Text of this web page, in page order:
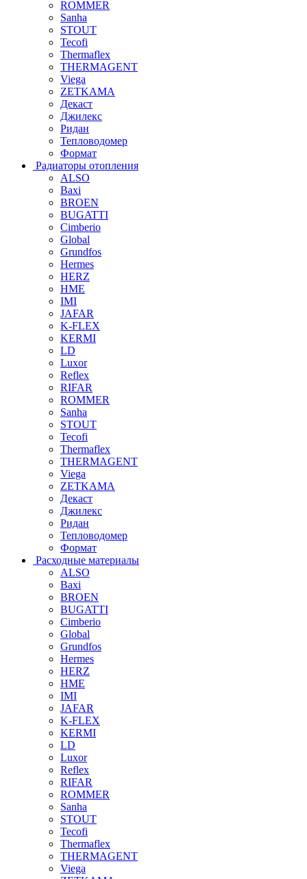
ROMMER
Sanha
STOUT
Tecofi
Thermaflex
THERMAGENT
Viega
ZETKAMA
Декаст
Джилекс
Ридан
Тепловодомер
Формат
Радиаторы отопления
ALSO
Baxi
BROEN
BUGATTI
Cimberio
Global
Grundfos
Hermes
HERZ
HME
IMI
JAFAR
K-FLEX
KERMI
LD
Luxor
Reflex
RIFAR
ROMMER
Sanha
STOUT
Tecofi
Thermaflex
THERMAGENT
Viega
ZETKAMA
Декаст
Джилекс
Ридан
Тепловодомер
Формат
Расходные материалы
ALSO
Baxi
BROEN
BUGATTI
Cimberio
Global
Grundfos
Hermes
HERZ
HME
IMI
JAFAR
K-FLEX
KERMI
LD
Luxor
Reflex
RIFAR
ROMMER
Sanha
STOUT
Tecofi
Thermaflex
THERMAGENT
Viega